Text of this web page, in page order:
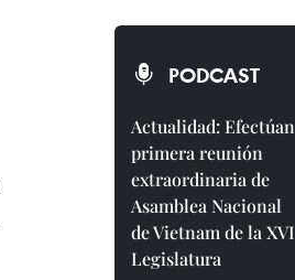
PODCAST
Actualidad: Efectúan
primera reunión
extraordinaria de
Asamblea Nacional
de Vietnam de la XVI
Legislatura